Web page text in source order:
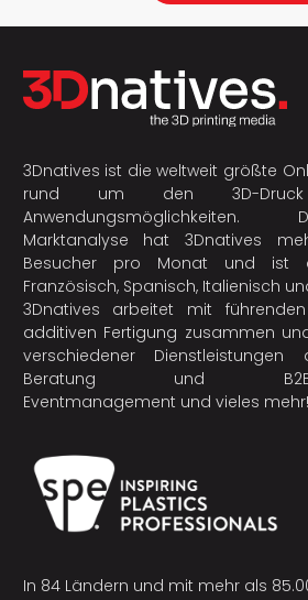
3Dnatives ist die weltweit größte
rund um den 3D-
Marktanalyse hat 3Dnatives
Besucher pro Monat und ist
Französisch, Spanisch, Italienisch
3Dnatives arbeitet mit
additiven Fertigung zusammen
verschiedener
Beratung und B2B-
Eventmanagement und vieles mehr!
In 84 Ländern und mit mehr als